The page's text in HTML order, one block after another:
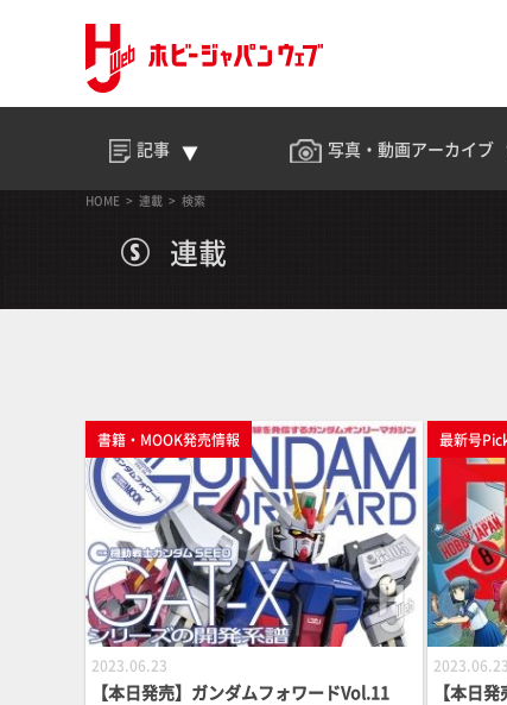
記事 写真・動画アーカイブ
HOME 連載 検索
連載
書籍・MOOK発売情報
2023.06.23
【本日発売】ガンダムフォワードVol.11
最新号
2023.06.23
【本日